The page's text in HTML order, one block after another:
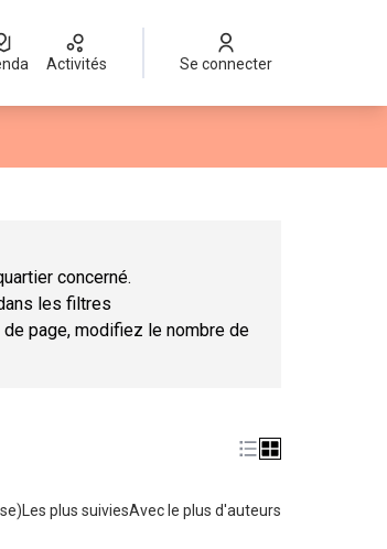
Activités Se connecter
concerné.
les filtres
page, modifiez le nombre de
Les plus suiviesAvec le plus d'auteurs